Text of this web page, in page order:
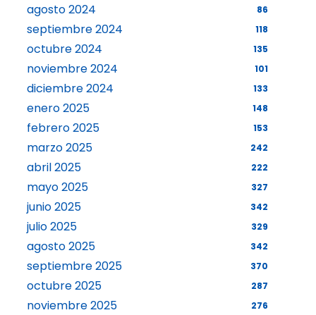
agosto 2024 86
septiembre 2024 118
octubre 2024 135
noviembre 2024 101
diciembre 2024 133
enero 2025 148
febrero 2025 153
marzo 2025 242
abril 2025 222
mayo 2025 327
junio 2025 342
julio 2025 329
agosto 2025 342
septiembre 2025 370
octubre 2025 287
noviembre 2025 276